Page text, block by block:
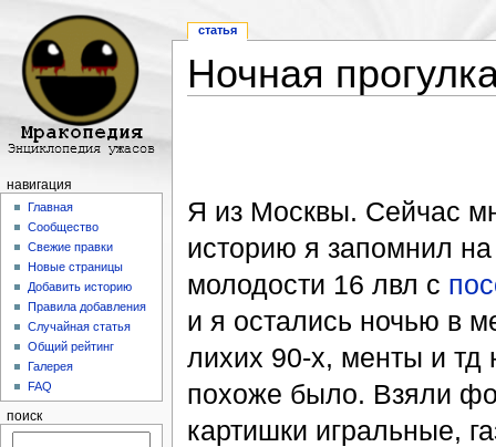
Ночная
Я из Москвы. Сейчас
историю я запомнил
молодости 16 лвл с
и я остались ночью в
лихих 90-х, менты и тд
похоже было. Взяли
картишки игральные,
статья
навигация
Главная
Сообщество
Свежие правки
Новые страницы
Добавить историю
Правила добавления
Случайная статья
Общий рейтинг
Галерея
FAQ
поиск